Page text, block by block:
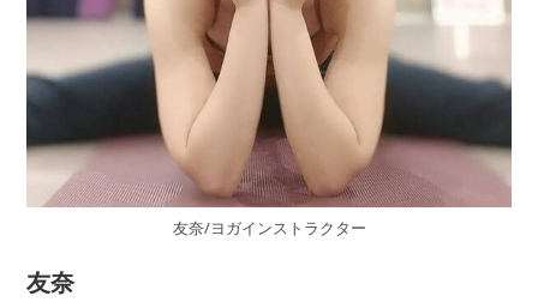
友奈/ヨガインストラクター
友奈